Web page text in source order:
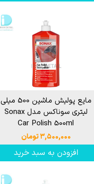
مایع پولیش ماشین 500 میلی
لیتری سوناکس مدل Sonax
Car Polish 500ml
۳,۵۰۰,۰۰۰ تومان
افزودن به سبد خرید